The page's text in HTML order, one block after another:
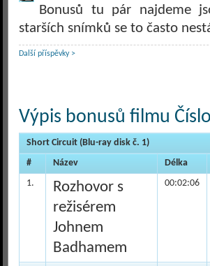
Bonusů tu pár najdeme
starších snímků se to často
Další příspěvky >
Výpis bonusů filmu
Short Circuit (Blu-ray disk č. 1)
#
Název Délka
1.
Rozhovor s
režisérem
Johnem
Badhamem
00:02:06